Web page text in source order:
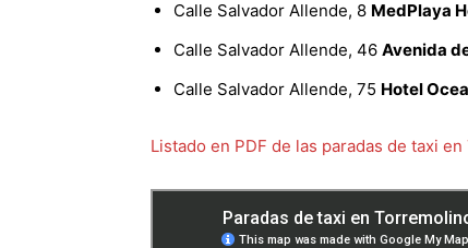
Calle Salvador Allende, 8 MedPlaya
Calle Salvador Allende, 46 Avenida
Calle Salvador Allende, 75 Hotel
Listado en PDF de las paradas de taxi